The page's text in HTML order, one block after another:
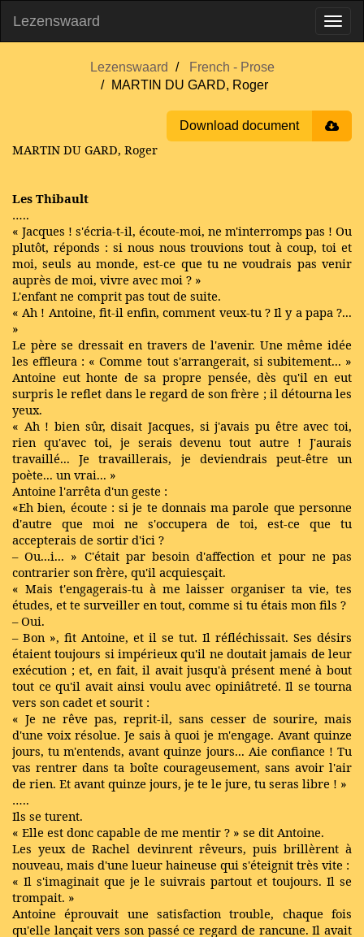
Lezenswaard
Lezenswaard
French - Prose
MARTIN DU GARD, Roger
Download document
MARTIN DU GARD, Roger
Les Thibault
…..
« Jacques ! s'écria-t-il, écoute-moi, ne m'interromps pas ! Ou
plutôt, réponds : si nous nous trouvions tout à coup, toi et
moi, seuls au monde, est-ce que tu ne voudrais pas venir
auprès de moi, vivre avec moi ? »
L'enfant ne comprit pas tout de suite.
« Ah ! Antoine, fit-il enfin, comment veux-tu ? Il y a papa ?...
»
Le père se dressait en travers de l'avenir. Une même idée
les effleura : « Comme tout s'arrangerait, si subitement... »
Antoine eut honte de sa propre pensée, dès qu'il en eut
surpris le reflet dans le regard de son frère ; il détourna les
yeux.
« Ah ! bien sûr, disait Jacques, si j'avais pu être avec toi,
rien qu'avec toi, je serais devenu tout autre ! J'aurais
travaillé... Je travaillerais, je deviendrais peut-être un
poète... un vrai... »
Antoine l'arrêta d'un geste :
«Eh bien, écoute : si je te donnais ma parole que personne
d'autre que moi ne s'occupera de toi, est-ce que tu
accepterais de sortir d'ici ?
– Ou...i... » C'était par besoin d'affection et pour ne pas
contrarier son frère, qu'il acquiesçait.
« Mais t'engagerais-tu à me laisser organiser ta vie, tes
études, et te surveiller en tout, comme si tu étais mon fils ?
– Oui.
– Bon », fit Antoine, et il se tut. Il réfléchissait. Ses désirs
étaient toujours si impérieux qu'il ne doutait jamais de leur
exécution ; et, en fait, il avait jusqu'à présent mené à bout
tout ce qu'il avait ainsi voulu avec opiniâtreté. Il se tourna
vers son cadet et sourit :
« Je ne rêve pas, reprit-il, sans cesser de sourire, mais
d'une voix résolue. Je sais à quoi je m'engage. Avant quinze
jours, tu m'entends, avant quinze jours... Aie confiance ! Tu
vas rentrer dans ta boîte courageusement, sans avoir l'air
de rien. Et avant quinze jours, je te le jure, tu seras libre ! »
…..
Ils se turent.
« Elle est donc capable de me mentir ? » se dit Antoine.
Les yeux de Rachel devinrent rêveurs, puis brillèrent à
nouveau, mais d'une lueur haineuse qui s'éteignit très vite :
« Il s'imaginait que je le suivrais partout et toujours. Il se
trompait. »
Antoine éprouvait une satisfaction trouble, chaque fois
qu'elle lançait vers son passé ce regard de rancune. Il avait